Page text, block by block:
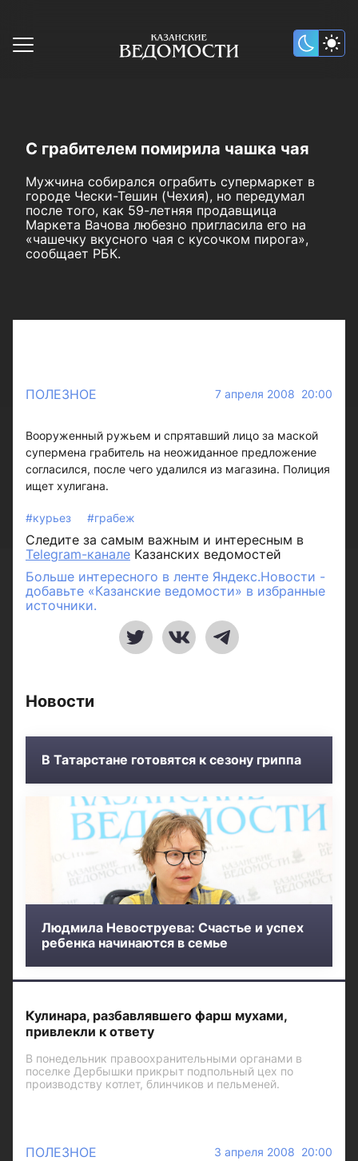
С грабителем помирила чашка чая
Мужчина собирался ограбить супермаркет в
городе Чески-Тешин (Чехия), но передумал
после того, как 59-летняя продавщица
Маркета Вачова любезно пригласила его на
«чашечку вкусного чая с кусочком пирога»,
сообщает РБК.
ПОЛЕЗНОЕ 7 апреля 2008 20:00
Вооруженный ружьем и спрятавший лицо за маской
супермена грабитель на неожиданное предложение
согласился, после чего удалился из магазина. Полиция
ищет хулигана.
#курьез #грабеж
Следите за самым важным и интересным в
Telegram-канале Казанских ведомостей
Больше интересного в ленте Яндекс.Новости -
добавьте «Казанские ведомости» в избранные
источники.
Новости
В Татарстане готовятся к сезону гриппа
Людмила Невоструева: Счастье и успех
ребенка начинаются в семье
Кулинара, разбавлявшего фарш мухами,
привлекли к ответу
В понедельник правоохранительными органами в
поселке Дербышки прикрыт подпольный цех по
производству котлет, блинчиков и пельменей.
ПОЛЕЗНОЕ 3 апреля 2008 20:00